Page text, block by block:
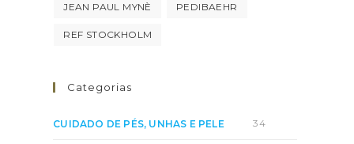
JEAN PAUL MYNÈ PEDIBAEHR
REF STOCKHOLM
Categorias
CUIDADO DE PÉS, UNHAS E PELE 34